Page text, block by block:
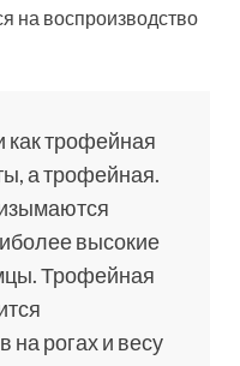
на воспроизводство
как трофейная
а трофейная.
высокие
Трофейная
на рогах и весу